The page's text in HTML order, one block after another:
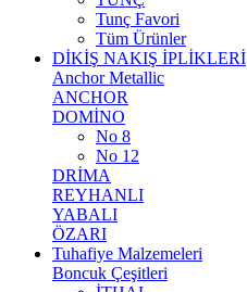
Tunç Favori
Tüm Ürünler
DİKİŞ NAKIŞ İPLİKLERİ
Anchor Metallic
ANCHOR
DOMİNO
No 8
No 12
DRİMA
REYHANLI
YABALI
ÖZARI
Tuhafiye Malzemeleri
Boncuk Çeşitleri